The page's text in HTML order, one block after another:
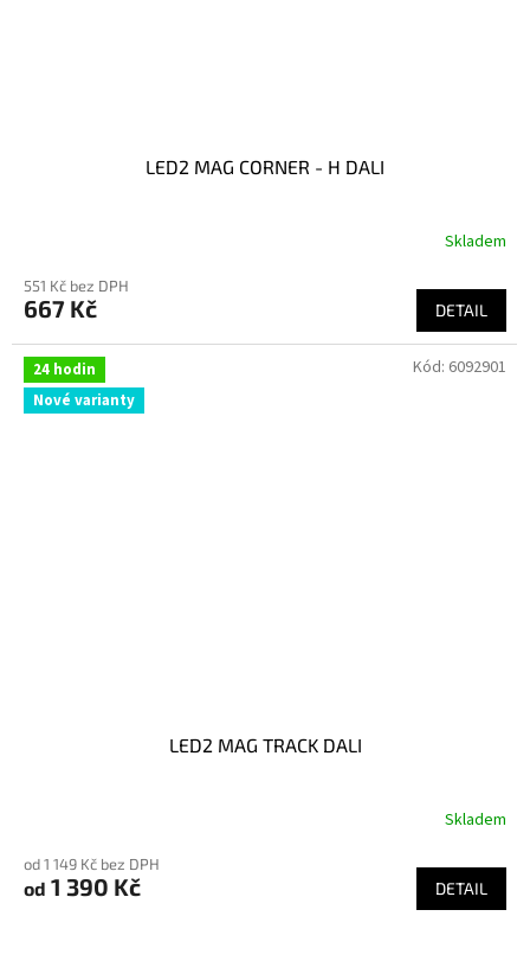
LED2 MAG CORNER - H DALI
Skladem
551 Kč bez DPH
667 Kč DETAIL
24 hodin
Nové varianty
LED2 MAG TRACK DALI
Skladem
od 1 149 Kč bez DPH
od 1 390 Kč DETAIL
Kód: 6092901